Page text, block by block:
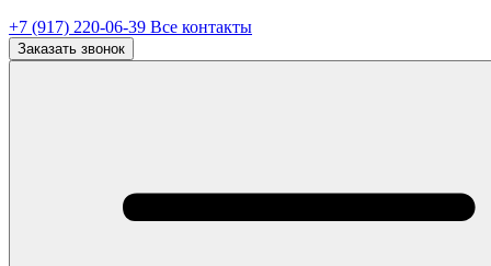
+7 (917) 220-06-39 Все контакты
Заказать звонок